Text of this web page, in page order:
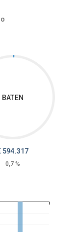
BATEN
594.317
0,7 %